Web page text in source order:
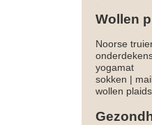
Wollen
Noorse
yogamat
sokken |
wollen plaids